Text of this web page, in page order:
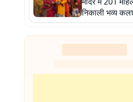
निकाली भव्य
शोभायात्रा,
प्राण-प्रतिष्ठा
शुरू